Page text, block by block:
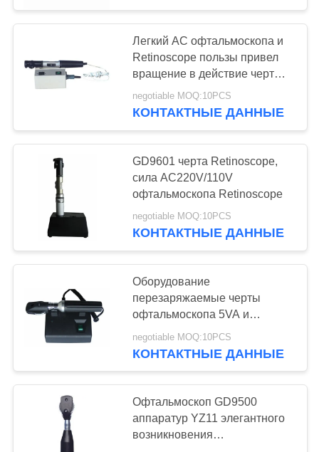
Всеобщая пробная
рамка
Метр PD цифров
16
Офтальмический
блок стула
Легкий AC офтальмоскопа и
Retinoscope пользы привел
вращение в действие черты
360°
negotiable MOQ:10PCS
КОНТАКТНЫЕ ДАННЫЕ
GD9601 черта Retinoscope,
сила AC220V/110V
офтальмоскопа Retinoscope
negotiable MOQ:10PCS
КОНТАКТНЫЕ ДАННЫЕ
Оборудование
перезаряжаемые черты
офтальмоскопа 5VA и
галоида Retinoscope
диагностическое
negotiable MOQ:10PCS
КОНТАКТНЫЕ ДАННЫЕ
Офтальмоскоп GD9500
аппаратур YZ11 элегантного
возникновения